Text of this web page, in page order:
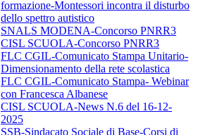
formazione-Montessori incontra il disturbo
dello spettro autistico
SNALS MODENA-Concorso PNRR3
CISL SCUOLA-Concorso PNRR3
FLC CGIL-Comunicato Stampa Unitario-
Dimensionamento della rete scolastica
FLC CGIL-Comunicato Stampa- Webinar
con Francesca Albanese
CISL SCUOLA-News N.6 del 16-12-
2025
SSB-Sindacato Sociale di Base-Corsi di